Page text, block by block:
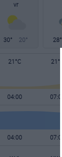
vr
30° 20° 28°
21°C 21°C
04:00 07:00
04:00 07:00